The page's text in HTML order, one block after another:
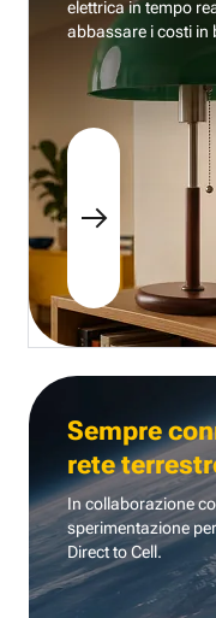
elettrica in tempo
abbassare i costi in
Sempre
rete
In collaborazione
sperimentazione
Direct to Cell.